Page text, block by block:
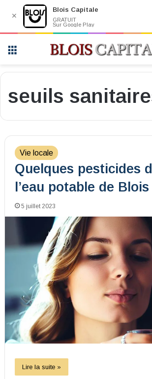
seuils
Vie locale
Quelques pesticides
l’eau potable de Blois
5 juillet 2023
Lire la suite »
✕
Blois Capitale
GRATUIT
Sur Google Play